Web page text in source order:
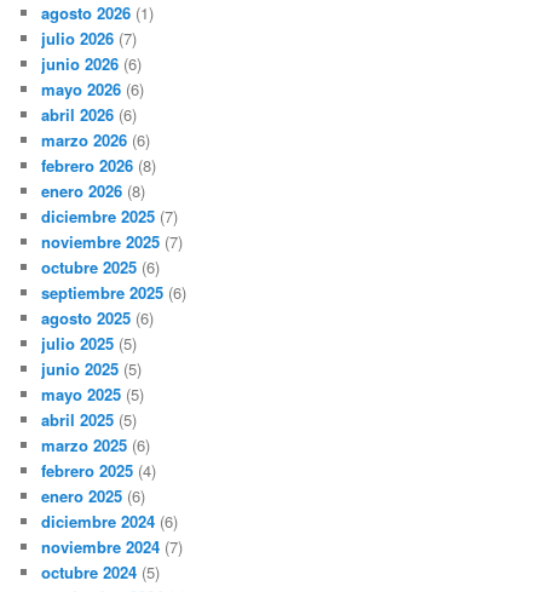
agosto 2026 (1)
julio 2026 (7)
junio 2026 (6)
mayo 2026 (6)
abril 2026 (6)
marzo 2026 (6)
febrero 2026 (8)
enero 2026 (8)
diciembre 2025 (7)
noviembre 2025 (7)
octubre 2025 (6)
septiembre 2025 (6)
agosto 2025 (6)
julio 2025 (5)
junio 2025 (5)
mayo 2025 (5)
abril 2025 (5)
marzo 2025 (6)
febrero 2025 (4)
enero 2025 (6)
diciembre 2024 (6)
noviembre 2024 (7)
octubre 2024 (5)